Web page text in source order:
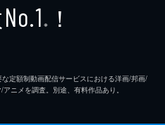
No.1 ※ ！
定額制動画配信サービスにおける洋画/邦画/
ニメを調査。別途、有料作品あり。